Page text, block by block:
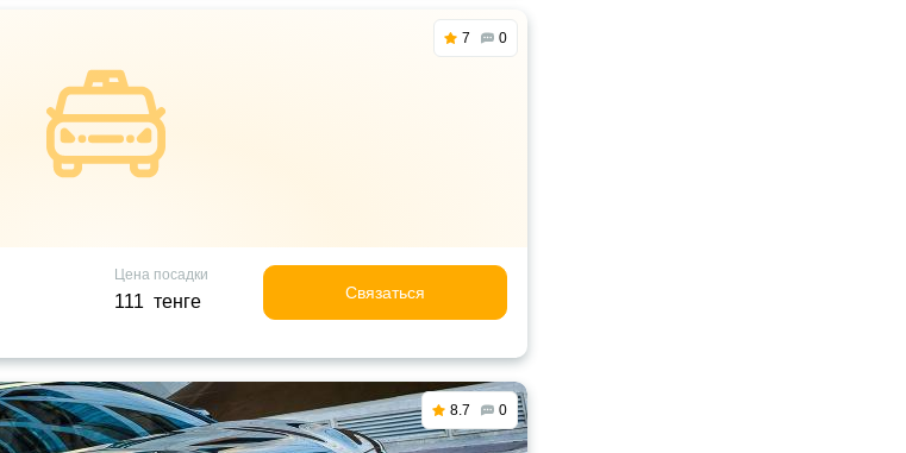
7 0
Цена посадки
111 тенге Связаться
8.7 0